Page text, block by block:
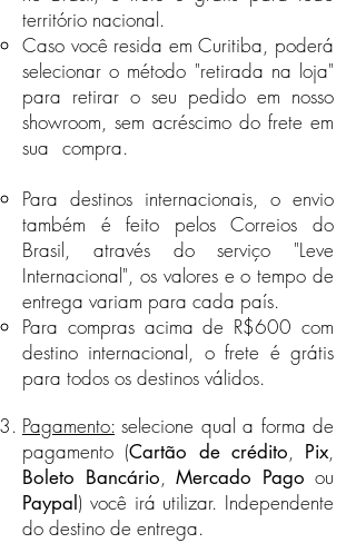
para todo território nacional.
Caso você resida em Curitiba,
poderá selecionar o método
"retirada na loja" para retirar o seu
pedido em nosso showroom, sem
compra. (Indisponível durante a
pandemia de Covid-19)
Destinos Internacionais
Para destinos internacionais, o
envio também é feito pelos
Correios do Brasil, através do
serviço "Leve Internacional", os
valores e o tempo de
entrega variam para cada país.
destino internacional, o frete é
grátis para todos os destinos
válidos.
Veja a nossa seção Política de
Frete na páginaPolítica da
Empresapara saber quais países
Peças amassadas
Peças cortadas
Importante: Fique atento às
descrições dos produtos em nossa
loja virtual.
território nacional.
Caso você resida em Curitiba, poderá
selecionar o método "retirada na loja"
para retirar o seu pedido em nosso
showroom, sem acréscimo do frete em
sua compra.
Para destinos internacionais, o envio
também é feito pelos Correios do
Brasil, através do serviço "Leve
Internacional", os valores e o tempo de
entrega variam para cada país.
Para compras acima de R$600 com
destino internacional, o frete é grátis
para todos os destinos válidos.
Pagamento: selecione qual a forma de
pagamento (Cartão de crédito, Pix,
Boleto Bancário, Mercado Pago ou
Paypal ) você irá utilizar. Independente
do destino de entrega.